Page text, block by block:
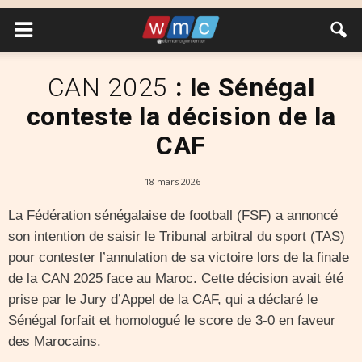
CAN 2025 : le Sénégal
conteste la décision de la
CAF
18 mars 2026
La Fédération sénégalaise de football (FSF) a annoncé
son intention de saisir le Tribunal arbitral du sport (TAS)
pour contester l’annulation de sa victoire lors de la finale
de la CAN 2025 face au Maroc. Cette décision avait été
prise par le Jury d’Appel de la CAF, qui a déclaré le
Sénégal forfait et homologué le score de 3-0 en faveur
des Marocains.